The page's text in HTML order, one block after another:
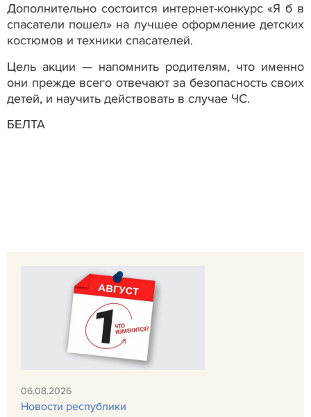
Дополнительно состоится интернет-конкурс «Я б в
спасатели пошел» на лучшее оформление детских
костюмов и техники спасателей.
Цель акции — напомнить родителям, что именно
они прежде всего отвечают за безопасность своих
детей, и научить действовать в случае ЧС.
БЕЛТА
06.08.2026
Новости республики